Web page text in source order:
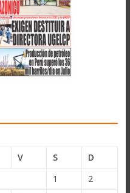
V S
D
1
2